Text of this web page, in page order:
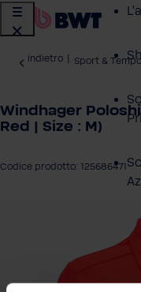
indietro Sport &
Windhager
Red | Size : M)
Codice prodotto: 125686471